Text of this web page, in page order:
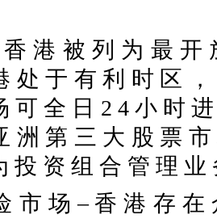
香 港 被 列 为 最 开
处 于 有 利 时 区
可 全 日 2 4 小 时
洲 第 三 大 股 票
投 资 组 合 管 理 业
市 场– 香 港 存 在